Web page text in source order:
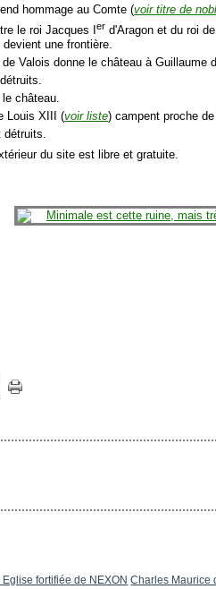
hommage au Comte (voir titre de
le roi Jacques Ier d'Aragon et du roi
une frontière.
Valois donne le château à Guillaume
château.
Louis XIII (voir liste) campent proche
du site est libre et gratuite.
Eglise fortifiée de NEXON Charles Maurice